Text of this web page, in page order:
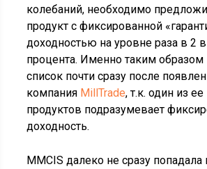
колебаний, необходимо
продукт с фиксированной
доходностью на уровне раза в 2
процента. Именно таким образом
список почти сразу после
компания MillTrade, т.к. один из
продуктов подразумевает
доходность.
MMCIS далеко не сразу попадала